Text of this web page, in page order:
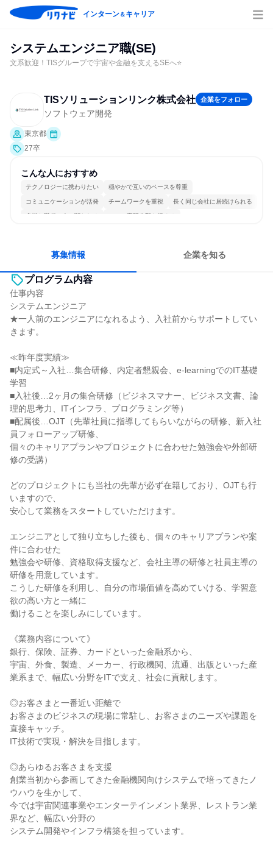
インターン＆キャリア
システムエンジニア職(SE)
文系歓迎！TISグループで宇宙や金融を支えるSEへ⭐
TISソリューションリンク株式会社 企業をフォロー
ソフトウェア開発
東京都
27卒
こんな人におすすめ
テクノロジーに携わりたい 穏やかで互いのペースを尊重
コミュニケーションが活発 チームワークを重視 長く同じ会社に居続けられる
多様な職種の人と関われる 一つの専門分野を極める
募集情報 企業を知る
プログラム内容
仕事内容
システムエンジニア
★一人前のエンジニアになれるよう、入社前からサポートしてい
きます。
≪昨年度実績≫
■内定式～入社…集合研修、内定者懇親会、e-learningでのIT基礎
学習
■入社後…2ヶ月の集合研修（ビジネスマナー、ビジネス文書、論
理的思考力、ITインフラ、プログラミング等）
■配属後…OJT（先輩社員に指導してもらいながらの研修、新入社
員フォローアップ研修、
個々のキャリアプランやプロジェクトに合わせた勉強会や外部研
修の受講）
どのプロジェクトにも当社の先輩が必ず在籍しており、OJTも行
いますので、
安心して業務をスタートしていただけます。
エンジニアとして独り立ちした後も、個々のキャリアプランや案
件に合わせた
勉強会や研修、資格取得支援など、会社主導の研修と社員主導の
研修を用意しています。
こうした研修を利用し、自分の市場価値を高めていける、学習意
欲の高い方と一緒に
働けることを楽しみにしています。
《業務内容について》
銀行、保険、証券、カードといった金融系から、
宇宙、外食、製造、メーカー、行政機関、流通、出版といった産
業系まで、幅広い分野をITで支え、社会に貢献します。
◎お客さまと一番近い距離で
お客さまのビジネスの現場に常駐し、お客さまのニーズや課題を
直接キャッチ。
IT技術で実現・解決を目指します。
◎あらゆるお客さまを支援
創業当初から参画してきた金融機関向けシステムで培ってきたノ
ウハウを生かして、
今では宇宙関連事業やエンターテインメント業界、レストラン業
界など、幅広い分野の
システム開発やインフラ構築を担っています。